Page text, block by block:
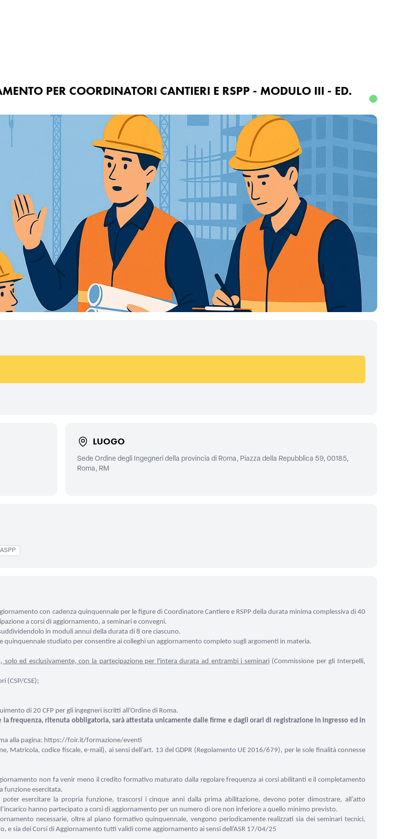
PER COORDINATORI CANTIERI E RSPP - MODULO III - ED.
LUOGO
Sede Ordine degli Ingegneri della provincia di Roma, Piazza della Repubblica 59, 00185,
Roma, RM
ASPP
con cadenza quinquennale per le figure di Coordinatore Cantiere e RSPP della durata minima complessiva di 40
a corsi di aggiornamento, a seminari e convegni.
in moduli annui della durata di 8 ore ciascuno.
studiato per consentire ai colleghi un aggiornamento completo sugli argomenti in materia.
solo ed esclusivamente, con la partecipazione per l'intera durata ad entrambi i seminari(Commissione per gli Interpelli,
(CSP/CSE);
di 20 CFP per gli ingegneri iscritti all’Ordine di Roma.
frequenza, ritenuta obbligatoria, sarà attestata unicamente dalle firme e dagli orari di registrazione in ingresso ed in
alla pagina: https://foir.it/formazione/eventi
codice fiscale, e-mail), ai sensi dell’art. 13 del GDPR (Regolamento UE 2016/679), per le sole finalità connesse
non fa venir meno il credito formativo maturato dalla regolare frequenza ai corsi abilitanti e il completamento
funzione esercitata.
poter esercitare la propria funzione, trascorsi i cinque anni dalla prima abilitazione, devono poter dimostrare, all’atto
hanno partecipato a corsi di aggiornamento per un numero di ore non inferiore a quello minimo previsto.
necessarie, oltre al piano formativo quinquennale, vengono periodicamente realizzati sia dei seminari tecnici,
e sia dei Corsi di Aggiornamento tutti validi come aggiornamento ai sensi dell’ASR 17/04/25